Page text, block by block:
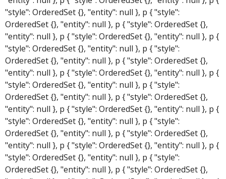
"style": OrderedSet {}, "entity": null }, p { "style":
OrderedSet {}, "entity": null }, p { "style": OrderedSet {},
"entity": null }, p { "style": OrderedSet {}, "entity": null }, p {
"style": OrderedSet {}, "entity": null }, p { "style":
OrderedSet {}, "entity": null }, p { "style": OrderedSet {},
"entity": null }, p { "style": OrderedSet {}, "entity": null }, p {
"style": OrderedSet {}, "entity": null }, p { "style":
OrderedSet {}, "entity": null }, p { "style": OrderedSet {},
"entity": null }, p { "style": OrderedSet {}, "entity": null }, p {
"style": OrderedSet {}, "entity": null }, p { "style":
OrderedSet {}, "entity": null }, p { "style": OrderedSet {},
"entity": null }, p { "style": OrderedSet {}, "entity": null }, p {
"style": OrderedSet {}, "entity": null }, p { "style":
OrderedSet {}, "entity": null }, p { "style": OrderedSet {},